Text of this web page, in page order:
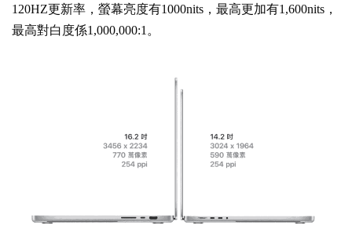
120HZ更新率，螢幕亮度有1000nits，最高更加有1,600nits，
最高對白度係1,000,000:1。